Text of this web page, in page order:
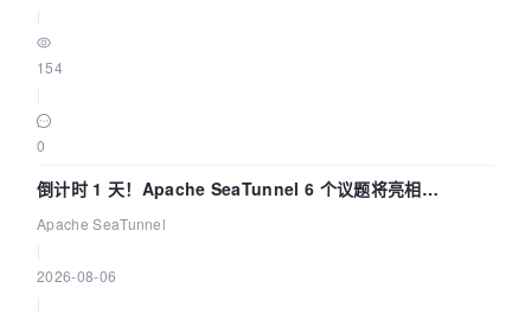
154
0
倒计时 1 天！Apache SeaTunnel 6 个议题将亮相
Community Over Code Asia 2026
Apache SeaTunnel
2026-08-06